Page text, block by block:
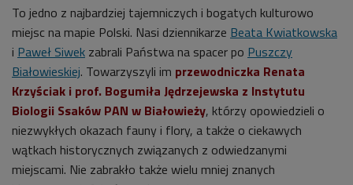
To jedno z najbardziej tajemniczych i bogatych kulturowo
miejsc na mapie Polski. Nasi dziennikarze Beata Kwiatkowska
i Paweł Siwek zabrali Państwa na spacer po Puszczy
Białowieskiej. Towarzyszyli im przewodniczka Renata
Krzyściak i prof. Bogumiła Jędrzejewska z Instytutu
Biologii Ssaków PAN w Białowieży, którzy opowiedzieli o
niezwykłych okazach fauny i flory, a także o ciekawych
wątkach historycznych związanych z odwiedzanymi
miejscami. Nie zabrakło także wielu mniej znanych